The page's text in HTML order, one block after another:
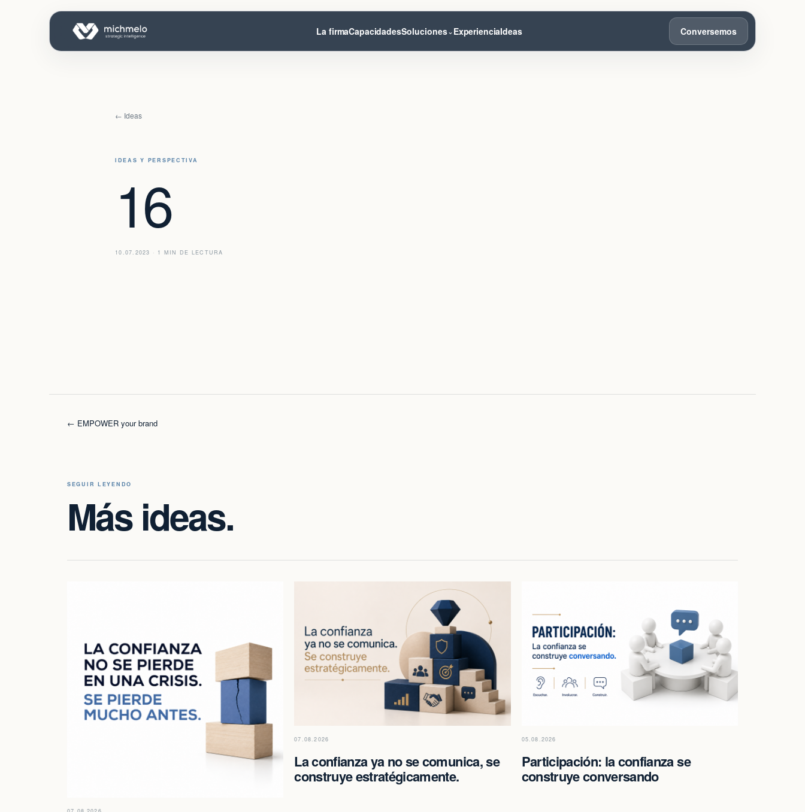
La firmaCapacidadesSoluciones⌄ExperienciaIdeas Conversemos
← Ideas
IDEAS Y PERSPECTIVA
16
10.07.2023 · 1 MIN DE LECTURA
← EMPOWER your brand
SEGUIR LEYENDO
Más ideas.
07.08.2026
La confianza ya no se comunica, se
construye estratégicamente.
05.08.2026
Participación: la confianza se
construye conversando